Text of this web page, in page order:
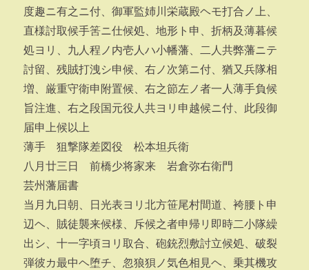
度趣ニ有之ニ付、御軍監姉川栄蔵殿ヘモ打合ノ上、
直様討取候手筈ニ仕候処、地形ト申、折柄及薄暮候
処ヨリ、九人程ノ内壱人ハ小幡藩、二人共弊藩ニテ
討留、残賊打洩シ申候、右ノ次第ニ付、猶又兵隊相
増、厳重守衛申附置候、右之節左ノ者一人薄手負候
旨注進、右之段国元役人共ヨリ申越候ニ付、此段御
届申上候以上
薄手 狙撃隊差図役 松本坦兵衛
八月廿三日 前橋少将家来 岩倉弥右衛門
芸州藩届書
当月九日朝、日光表ヨリ北方笹尾村間道、袴腰ト申
辺ヘ、賊徒襲来候様、斥候之者申帰リ即時二小隊繰
出シ、十一字頃ヨリ取合、砲銃烈敷討立候処、破裂
弾彼カ最中ヘ堕チ、忽狼狽ノ気色相見ヘ、乗其機攻